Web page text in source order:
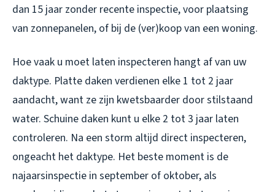
dan 15 jaar zonder recente inspectie, voor plaatsing
van zonnepanelen, of bij de (ver)koop van een woning.
Hoe vaak u moet laten inspecteren hangt af van uw
daktype. Platte daken verdienen elke 1 tot 2 jaar
aandacht, want ze zijn kwetsbaarder door stilstaand
water. Schuine daken kunt u elke 2 tot 3 jaar laten
controleren. Na een storm altijd direct inspecteren,
ongeacht het daktype. Het beste moment is de
najaarsinspectie in september of oktober, als